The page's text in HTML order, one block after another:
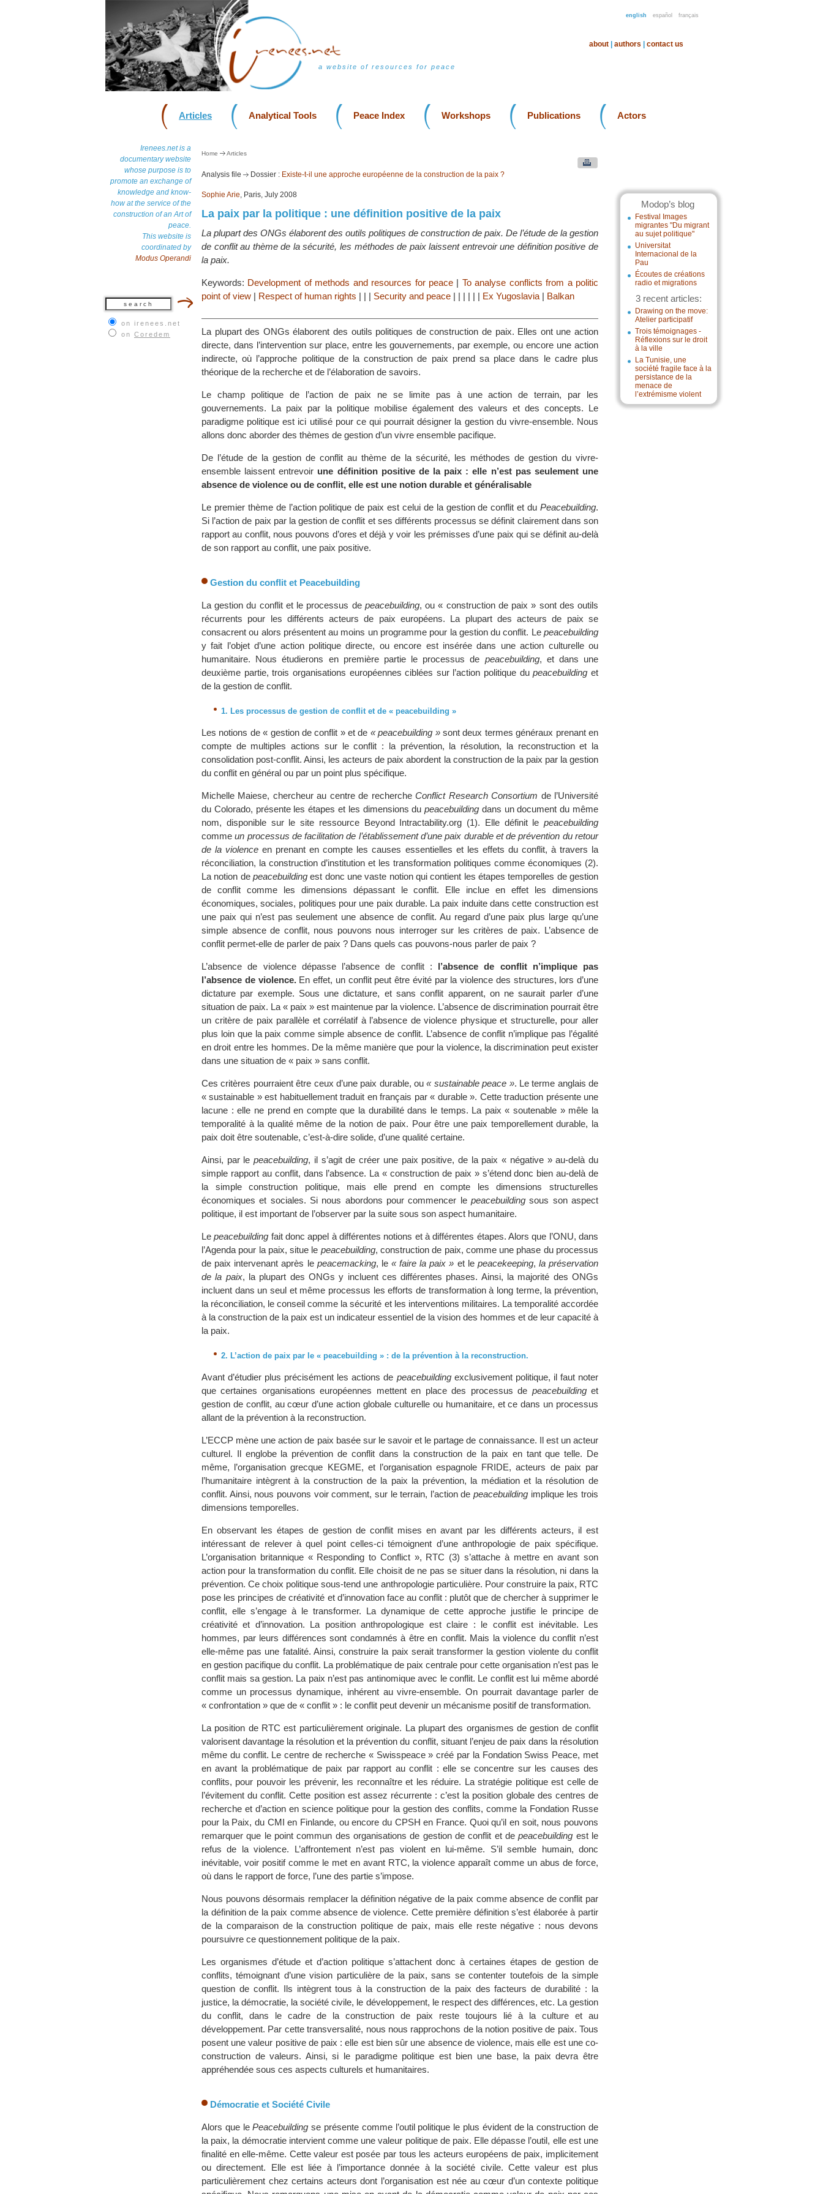
english español français
a website of resources for peace
about authors contact us
Articles Analytical Tools Peace Index Workshops Publications Actors
Irenees.net is a
documentary website
whose purpose is to
promote an exchange of
knowledge and know-
how at the service of the
construction of an Art of
peace.
This website is
coordinated by
Modus Operandi
on irenees.net
on Coredem
Modop’s blog
Festival Images
migrantes "Du migrant
au sujet politique"
Universitat
Internacional de la
Pau
Écoutes de créations
radio et migrations
3 recent articles:
Drawing on the move:
Atelier participatif
Trois témoignages -
Réflexions sur le droit
à la ville
La Tunisie, une
société fragile face à la
persistance de la
menace de
l’extrémisme violent
Home Articles
Analysis file Dossier : Existe-t-il une approche européenne de la construction de la paix ?
Sophie Arie, Paris, July 2008
La paix par la politique : une définition positive de la paix
La plupart des ONGs élaborent des outils politiques de construction de paix. De l’étude de la gestion
de conflit au thème de la sécurité, les méthodes de paix laissent entrevoir une définition positive de
la paix.
Keywords: Development of methods and resources for peace | To analyse conflicts from a politic
point of view | Respect of human rights | | | Security and peace | | | | | | Ex Yugoslavia | Balkan
La plupart des ONGs élaborent des outils politiques de construction de paix. Elles ont une action
directe, dans l’intervention sur place, entre les gouvernements, par exemple, ou encore une action
indirecte, où l’approche politique de la construction de paix prend sa place dans le cadre plus
théorique de la recherche et de l’élaboration de savoirs.
Le champ politique de l’action de paix ne se limite pas à une action de terrain, par les
gouvernements. La paix par la politique mobilise également des valeurs et des concepts. Le
paradigme politique est ici utilisé pour ce qui pourrait désigner la gestion du vivre-ensemble. Nous
allons donc aborder des thèmes de gestion d’un vivre ensemble pacifique.
De l’étude de la gestion de conflit au thème de la sécurité, les méthodes de gestion du vivre-
ensemble laissent entrevoir une définition positive de la paix : elle n’est pas seulement une
absence de violence ou de conflit, elle est une notion durable et généralisable
Le premier thème de l’action politique de paix est celui de la gestion de conflit et du Peacebuilding.
Si l’action de paix par la gestion de conflit et ses différents processus se définit clairement dans son
rapport au conflit, nous pouvons d’ores et déjà y voir les prémisses d’une paix qui se définit au-delà
de son rapport au conflit, une paix positive.
Gestion du conflit et Peacebuilding
La gestion du conflit et le processus de peacebuilding, ou « construction de paix » sont des outils
récurrents pour les différents acteurs de paix européens. La plupart des acteurs de paix se
consacrent ou alors présentent au moins un programme pour la gestion du conflit. Le peacebuilding
y fait l’objet d’une action politique directe, ou encore est insérée dans une action culturelle ou
humanitaire. Nous étudierons en première partie le processus de peacebuilding, et dans une
deuxième partie, trois organisations européennes ciblées sur l’action politique dupeacebuilding et
de la gestion de conflit.
1. Les processus de gestion de conflit et de « peacebuilding »
Les notions de « gestion de conflit » et de « peacebuilding »sont deux termes généraux prenant en
compte de multiples actions sur le conflit : la prévention, la résolution, la reconstruction et la
consolidation post-conflit. Ainsi, les acteurs de paix abordent la construction de la paix par la gestion
du conflit en général ou par un point plus spécifique.
Michelle Maiese, chercheur au centre de rechercheConflict Research Consortium de l’Université
du Colorado, présente les étapes et les dimensions dupeacebuilding dans un document du même
nom, disponible sur le site ressource Beyond Intractability.org (1). Elle définit le peacebuilding
commeun processus de facilitation de l’établissement d’une paix durable et de prévention du retour
de la violence en prenant en compte les causes essentielles et les effets du conflit, à travers la
réconciliation, la construction d’institution et les transformation politiques comme économiques (2).
La notion de peacebuilding est donc une vaste notion qui contient les étapes temporelles de gestion
de conflit comme les dimensions dépassant le conflit. Elle inclue en effet les dimensions
économiques, sociales, politiques pour une paix durable. La paix induite dans cette construction est
une paix qui n’est pas seulement une absence de conflit. Au regard d’une paix plus large qu’une
simple absence de conflit, nous pouvons nous interroger sur les critères de paix. L’absence de
conflit permet-elle de parler de paix ? Dans quels cas pouvons-nous parler de paix ?
L’absence de violence dépasse l’absence de conflit : l’absence de conflit n’implique pas
l’absence de violence.En effet, un conflit peut être évité par la violence des structures, lors d’une
dictature par exemple. Sous une dictature, et sans conflit apparent, on ne saurait parler d’une
situation de paix. La « paix » est maintenue par la violence. L’absence de discrimination pourrait être
un critère de paix parallèle et corrélatif à l’absence de violence physique et structurelle, pour aller
plus loin que la paix comme simple absence de conflit. L’absence de conflit n’implique pas l’égalité
en droit entre les hommes. De la même manière que pour la violence, la discrimination peut exister
dans une situation de « paix » sans conflit.
Ces critères pourraient être ceux d’une paix durable, ou« sustainable peace ». Le terme anglais de
« sustainable » est habituellement traduit en français par « durable ». Cette traduction présente une
lacune : elle ne prend en compte que la durabilité dans le temps. La paix « soutenable » mêle la
temporalité à la qualité même de la notion de paix. Pour être une paix temporellement durable, la
paix doit être soutenable, c’est-à-dire solide, d’une qualité certaine.
Ainsi, par lepeacebuilding, il s’agit de créer une paix positive, de la paix « négative » au-delà du
simple rapport au conflit, dans l’absence. La « construction de paix » s’étend donc bien au-delà de
la simple construction politique, mais elle prend en compte les dimensions structurelles
économiques et sociales. Si nous abordons pour commencer le peacebuilding sous son aspect
politique, il est important de l’observer par la suite sous son aspect humanitaire.
Lepeacebuilding fait donc appel à différentes notions et à différentes étapes. Alors que l’ONU, dans
l’Agenda pour la paix, situe le peacebuilding, construction de paix, comme une phase du processus
de paix intervenant après le peacemacking, le « faire la paix » et le peacekeeping, la préservation
de la paix, la plupart des ONGs y incluent ces différentes phases. Ainsi, la majorité des ONGs
incluent dans un seul et même processus les efforts de transformation à long terme, la prévention,
la réconciliation, le conseil comme la sécurité et les interventions militaires. La temporalité accordée
à la construction de la paix est un indicateur essentiel de la vision des hommes et de leur capacité à
la paix.
2. L’action de paix par le « peacebuilding » : de la prévention à la reconstruction.
Avant d’étudier plus précisément les actions de peacebuildingexclusivement politique, il faut noter
que certaines organisations européennes mettent en place des processus de peacebuildinget
gestion de conflit, au cœur d’une action globale culturelle ou humanitaire, et ce dans un processus
allant de la prévention à la reconstruction.
L’ECCP mène une action de paix basée sur le savoir et le partage de connaissance. Il est un acteur
culturel. Il englobe la prévention de conflit dans la construction de la paix en tant que telle. De
même, l’organisation grecque KEGME, et l’organisation espagnole FRIDE, acteurs de paix par
l’humanitaire intègrent à la construction de la paix la prévention, la médiation et la résolution de
conflit. Ainsi, nous pouvons voir comment, sur le terrain, l’action depeacebuilding implique les trois
dimensions temporelles.
En observant les étapes de gestion de conflit mises en avant par les différents acteurs, il est
intéressant de relever à quel point celles-ci témoignent d’une anthropologie de paix spécifique.
L’organisation britannique « Responding to Conflict », RTC (3) s’attache à mettre en avant son
action pour la transformation du conflit. Elle choisit de ne pas se situer dans la résolution, ni dans la
prévention. Ce choix politique sous-tend une anthropologie particulière. Pour construire la paix, RTC
pose les principes de créativité et d’innovation face au conflit : plutôt que de chercher à supprimer le
conflit, elle s’engage à le transformer. La dynamique de cette approche justifie le principe de
créativité et d’innovation. La position anthropologique est claire : le conflit est inévitable. Les
hommes, par leurs différences sont condamnés à être en conflit. Mais la violence du conflit n’est
elle-même pas une fatalité. Ainsi, construire la paix serait transformer la gestion violente du conflit
en gestion pacifique du conflit. La problématique de paix centrale pour cette organisation n’est pas le
conflit mais sa gestion. La paix n’est pas antinomique avec le conflit. Le conflit est lui même abordé
comme un processus dynamique, inhérent au vivre-ensemble. On pourrait davantage parler de
« confrontation » que de « conflit » : le conflit peut devenir un mécanisme positif de transformation.
La position de RTC est particulièrement originale. La plupart des organismes de gestion de conflit
valorisent davantage la résolution et la prévention du conflit, situant l’enjeu de paix dans la résolution
même du conflit. Le centre de recherche « Swisspeace » créé par la Fondation Swiss Peace, met
en avant la problématique de paix par rapport au conflit : elle se concentre sur les causes des
conflits, pour pouvoir les prévenir, les reconnaître et les réduire. La stratégie politique est celle de
l’évitement du conflit. Cette position est assez récurrente : c’est la position globale des centres de
recherche et d’action en science politique pour la gestion des conflits, comme la Fondation Russe
pour la Paix, du CMI en Finlande, ou encore du CPSH en France. Quoi qu’il en soit, nous pouvons
remarquer que le point commun des organisations de gestion de conflit et depeacebuilding est le
refus de la violence. L’affrontement n’est pas violent en lui-même. S’il semble humain, donc
inévitable, voir positif comme le met en avant RTC, la violence apparaît comme un abus de force,
où dans le rapport de force, l’une des partie s’impose.
Nous pouvons désormais remplacer la définition négative de la paix comme absence de conflit par
la définition de la paix comme absence de violence. Cette première définition s’est élaborée à partir
de la comparaison de la construction politique de paix, mais elle reste négative : nous devons
poursuivre ce questionnement politique de la paix.
Les organismes d’étude et d’action politique s’attachent donc à certaines étapes de gestion de
conflits, témoignant d’une vision particulière de la paix, sans se contenter toutefois de la simple
question de conflit. Ils intègrent tous à la construction de la paix des facteurs de durabilité : la
justice, la démocratie, la société civile, le développement, le respect des différences, etc. La gestion
du conflit, dans le cadre de la construction de paix reste toujours lié à la culture et au
développement. Par cette transversalité, nous nous rapprochons de la notion positive de paix. Tous
posent une valeur positive de paix : elle est bien sûr une absence de violence, mais elle est une co-
construction de valeurs. Ainsi, si le paradigme politique est bien une base, la paix devra être
appréhendée sous ces aspects culturels et humanitaires.
Démocratie et Société Civile
Alors que lePeacebuilding se présente comme l’outil politique le plus évident de la construction de
la paix, la démocratie intervient comme une valeur politique de paix. Elle dépasse l’outil, elle est une
finalité en elle-même. Cette valeur est posée par tous les acteurs européens de paix, implicitement
ou directement. Elle est liée à l’importance donnée à la société civile. Cette valeur est plus
particulièrement chez certains acteurs dont l’organisation est née au cœur d’un contexte politique